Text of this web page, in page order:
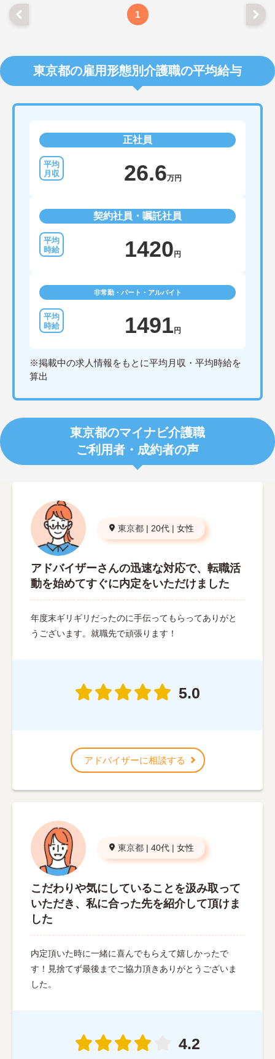
1
東京都の雇用形態別介護職の平均給与
正社員
26.6万円
契約社員・嘱託社員
1420 円
非常勤・パート・アルバイト
1491 円
※掲載中の求人情報をもとに平均月収・平均時給を
算出
東京都のマイナビ介護職
ご利用者・成約者の声
東京都 | 20代 | 女性
アドバイザーさんの迅速な対応で、転職活
動を始めてすぐに内定をいただけました
年度末ギリギリだったのに手伝ってもらってありがと
うございます。就職先で頑張ります！
5.0
アドバイザーに相談する
東京都 | 40代 | 女性
こだわりや気にしていることを汲み取って
いただき、私に合った先を紹介して頂けま
した
内定頂いた時に一緒に喜んでもらえて嬉しかったで
す！見捨てず最後までご協力頂きありがとうございま
した。
4.2